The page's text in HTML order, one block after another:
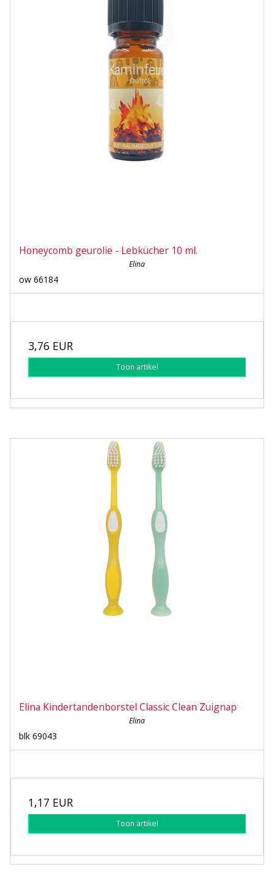
Honeycomb geurolie - Lebkücher 10 ml.
Elina
ow 66184
3,76 EUR
Toon artikel
Elina Kindertandenborstel Classic Clean Zuignap
Elina
blk 69043
1,17 EUR
Toon artikel